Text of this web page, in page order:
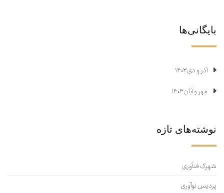
بایگانی‌ها
آذر و دی ۱۴۰۳
مهر و آبان ۱۴۰۳
نوشته‌های تازه
شهرک فنآوری
پردیس نوآوری